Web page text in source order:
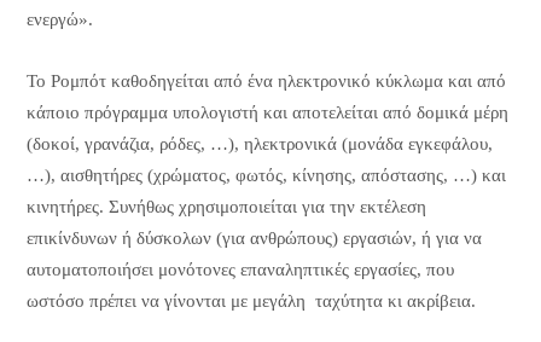
ενεργώ».
Το Ρομπότ καθοδηγείται από ένα ηλεκτρονικό κύκλωμα και από
κάποιο πρόγραμμα υπολογιστή και αποτελείται από δομικά μέρη
(δοκοί, γρανάζια, ρόδες, …), ηλεκτρονικά (μονάδα εγκεφάλου,
…), αισθητήρες (χρώματος, φωτός, κίνησης, απόστασης, …) και
κινητήρες. Συνήθως χρησιμοποιείται για την εκτέλεση
επικίνδυνων ή δύσκολων (για ανθρώπους) εργασιών, ή για να
αυτοματοποιήσει μονότονες επαναληπτικές εργασίες, που
ωστόσο πρέπει να γίνονται με μεγάλη ταχύτητα κι ακρίβεια.